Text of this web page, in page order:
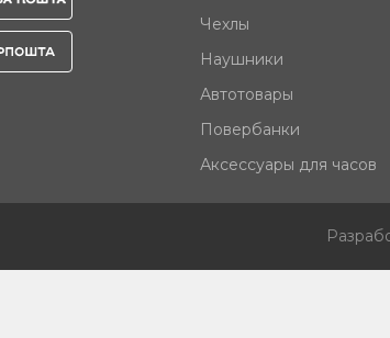
Чехлы
Наушники
Автотовары
Повербанки
Аксессуары для часов